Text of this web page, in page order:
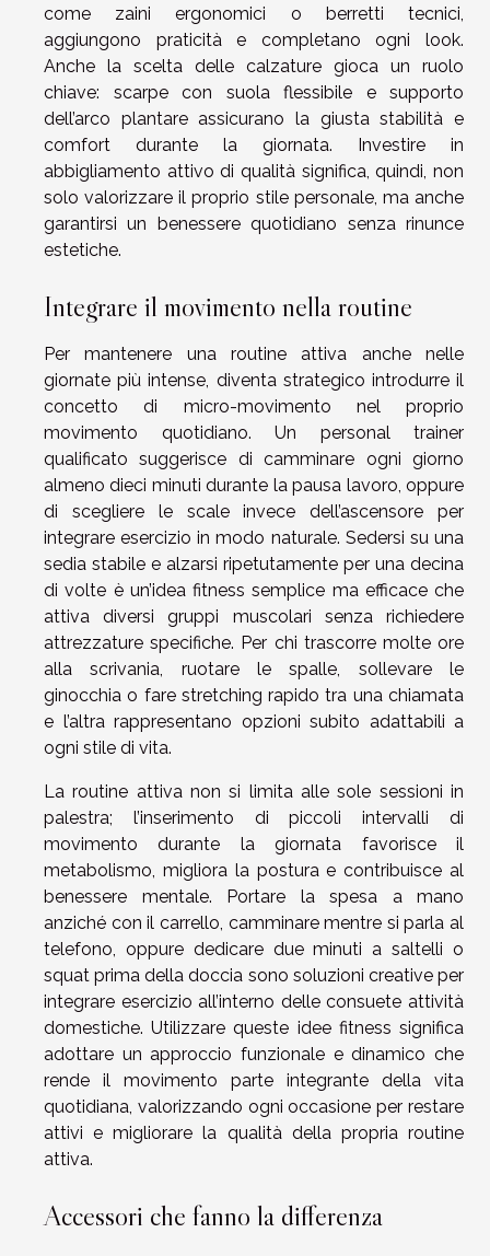
come zaini ergonomici o berretti tecnici,
aggiungono praticità e completano ogni look.
Anche la scelta delle calzature gioca un ruolo
chiave: scarpe con suola flessibile e supporto
dell’arco plantare assicurano la giusta stabilità e
comfort durante la giornata. Investire in
abbigliamento attivo di qualità significa, quindi, non
solo valorizzare il proprio stile personale, ma anche
garantirsi un benessere quotidiano senza rinunce
estetiche.
Integrare il movimento nella routine
Per mantenere una routine attiva anche nelle
giornate più intense, diventa strategico introdurre il
concetto di micro-movimento nel proprio
movimento quotidiano. Un personal trainer
qualificato suggerisce di camminare ogni giorno
almeno dieci minuti durante la pausa lavoro, oppure
di scegliere le scale invece dell’ascensore per
integrare esercizio in modo naturale. Sedersi su una
sedia stabile e alzarsi ripetutamente per una decina
di volte è un’idea fitness semplice ma efficace che
attiva diversi gruppi muscolari senza richiedere
attrezzature specifiche. Per chi trascorre molte ore
alla scrivania, ruotare le spalle, sollevare le
ginocchia o fare stretching rapido tra una chiamata
e l’altra rappresentano opzioni subito adattabili a
ogni stile di vita.
La routine attiva non si limita alle sole sessioni in
palestra; l’inserimento di piccoli intervalli di
movimento durante la giornata favorisce il
metabolismo, migliora la postura e contribuisce al
benessere mentale. Portare la spesa a mano
anziché con il carrello, camminare mentre si parla al
telefono, oppure dedicare due minuti a saltelli o
squat prima della doccia sono soluzioni creative per
integrare esercizio all’interno delle consuete attività
domestiche. Utilizzare queste idee fitness significa
adottare un approccio funzionale e dinamico che
rende il movimento parte integrante della vita
quotidiana, valorizzando ogni occasione per restare
attivi e migliorare la qualità della propria routine
attiva.
Accessori che fanno la differenza